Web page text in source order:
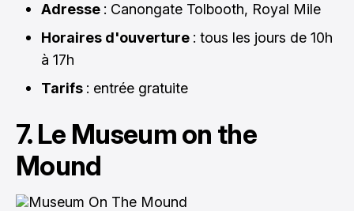
Adresse : Canongate Tolbooth, Royal Mile
Horaires d'ouverture : tous les jours de 10h
à 17h
Tarifs : entrée gratuite
7. Le Museum on the
Mound